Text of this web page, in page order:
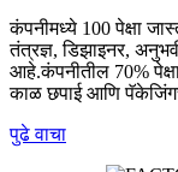
कंपनीमध्ये 100 पेक्षा
तंत्रज्ञ, डिझाइनर,
आहे.कंपनीतील 70%
काळ छपाई आणि
पुढे वाचा